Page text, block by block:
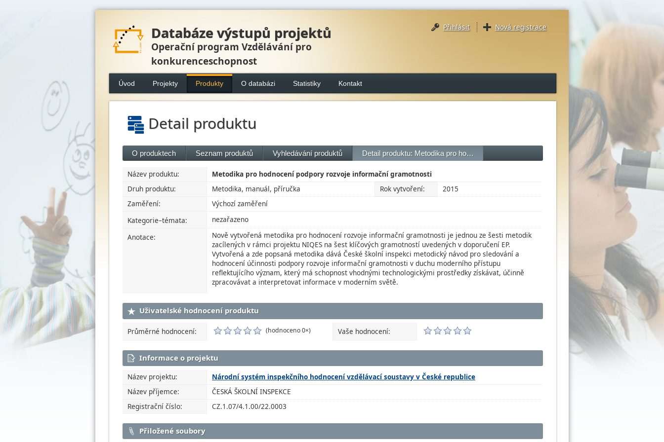
Databáze výstupů projektů
Operační program Vzdělávání pro
konkurenceschopnost
Přihlásit Nová registrace
Úvod Projekty Produkty O databázi Statistiky Kontakt
Detail produktu
O produktech Seznam produktů Vyhledávání produktů Detail produktu: Metodika pro ho…
Název produktu:
Metodika pro hodnocení podpory rozvoje informační gramotnosti
Druh produktu:
Metodika, manuál, příručka Rok vytvoření:
2015
Zaměření:
Výchozí zaměření
Kategorie–témata:
nezařazeno
Anotace:
Nově vytvořená metodika pro hodnocení rozvoje informační gramotnosti je jednou ze šesti metodik
zacílených v rámci projektu NIQES na šest klíčových gramotností uvedených v doporučení EP.
Vytvořená a zde popsaná metodika dává České školní inspekci metodický návod pro sledování a
hodnocení účinnosti podpory rozvoje informační gramotnosti v duchu moderního přístupu
reflektujícího význam, který má schopnost vhodnými technologickými prostředky získávat, účinně
zpracovávat a interpretovat informace v moderním světě.
Uživatelské hodnocení produktu
Průměrné hodnocení: (hodnoceno 0×) Vaše hodnocení:
Informace o projektu
Název projektu:
Národní systém inspekčního hodnocení vzdělávací soustavy v České republice
Název příjemce:
ČESKÁ ŠKOLNÍ INSPEKCE
Registrační číslo:
CZ.1.07/4.1.00/22.0003
Přiložené soubory